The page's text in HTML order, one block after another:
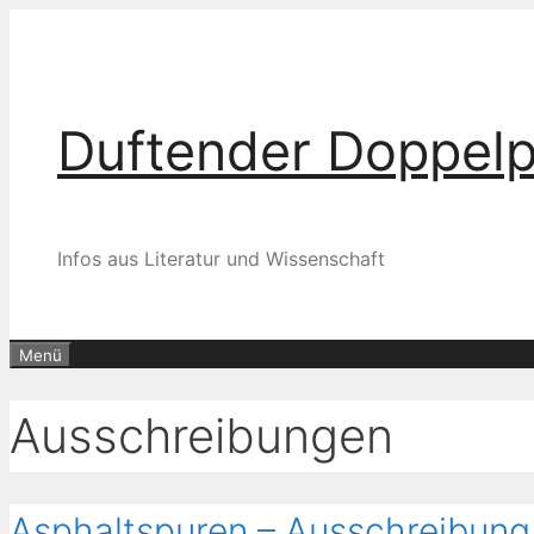
Duftender
Infos aus Literatur und Wissenschaft
Menü
Ausschreibungen